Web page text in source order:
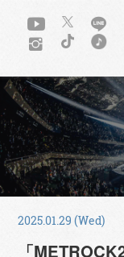
2025.01.29 (Wed)
「